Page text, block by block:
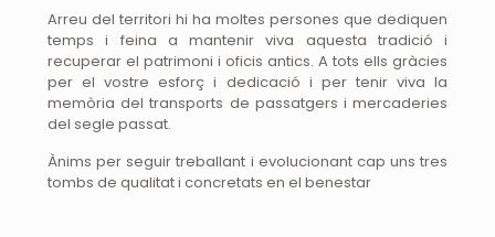
Arreu del territori hi ha moltes persones que dediquen
temps i feina a mantenir viva aquesta tradició i
recuperar el patrimoni i oficis antics. A tots ells gràcies
per el vostre esforç i dedicació i per tenir viva la
memòria del transports de passatgers i mercaderies
del segle passat.
Ànims per seguir treballant i evolucionant cap uns tres
tombs de qualitat i concretats en el benestar